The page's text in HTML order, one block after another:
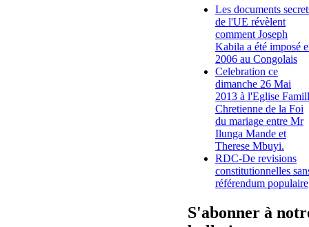
Les documents
de l'UE révèlent
comment Joseph
Kabila a été imposé
2006 au Congolais
Celebration ce
dimanche 26 Mai
2013 à l'Eglise
Chretienne de la Foi
du mariage entre Mr
Ilunga Mande et
Therese Mbuyi.
RDC-De revisions
constitutionnelles
référendum populaire
S'abonner à